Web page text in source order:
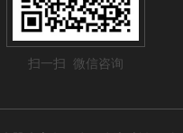
扫一扫 微信咨询